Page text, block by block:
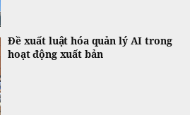
Đề xuất luật hóa quản lý AI trong
hoạt động xuất bản